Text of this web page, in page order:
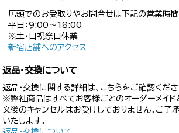
店頭でのお受取りやお問合せは下記の営業時間
平日：9:00〜18:00
※土・日祝祭日休業
新宿店舗へのアクセス
返品・交換について
返品・交換に関する詳細は、こちらをご確認くださ
※弊社商品はすべてお客様ごとのオーダーメイド
文後のキャンセルはお受けしておりません。ご了
いたします。